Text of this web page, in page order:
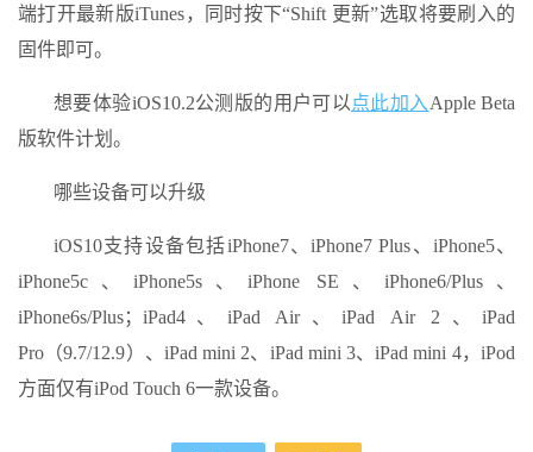
端打开最新版iTunes，同时按下“Shift 更新”选取将要刷入的
固件即可。
想要体验iOS10.2公测版的用户可以 点此加入 Apple Beta
版软件计划。
哪些设备可以升级
iOS10支持设备包括iPhone7、iPhone7 Plus、iPhone5、
iPhone5c、iPhone5s、iPhone SE、iPhone6/Plus、
iPhone6s/Plus；iPad4、iPad Air、iPad Air 2、iPad
Pro（9.7/12.9）、iPad mini 2、iPad mini 3、iPad mini 4，iPod
方面仅有iPod Touch 6一款设备。